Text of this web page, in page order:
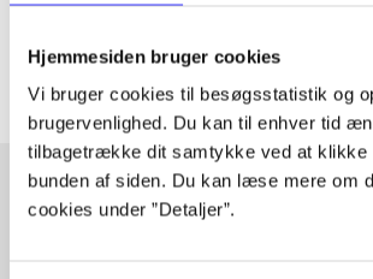
Hjemmesiden bruger cookies
Vi bruger cookies til besøgsstatistik og
brugervenlighed. Du kan til enhver tid
tilbagetrække dit samtykke ved at klikke
bunden af siden. Du kan læse mere om
cookies under ”Detaljer”.